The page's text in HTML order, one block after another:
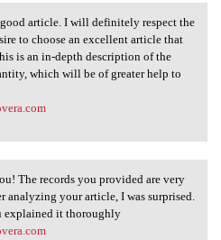
good article. I
article. I will definitely respect the
to choose an excellent article that
is an in-depth description of the
which will be of greater help to
The records
The records you provided are very
analyzing your article, I was surprised.
explained it thoroughly